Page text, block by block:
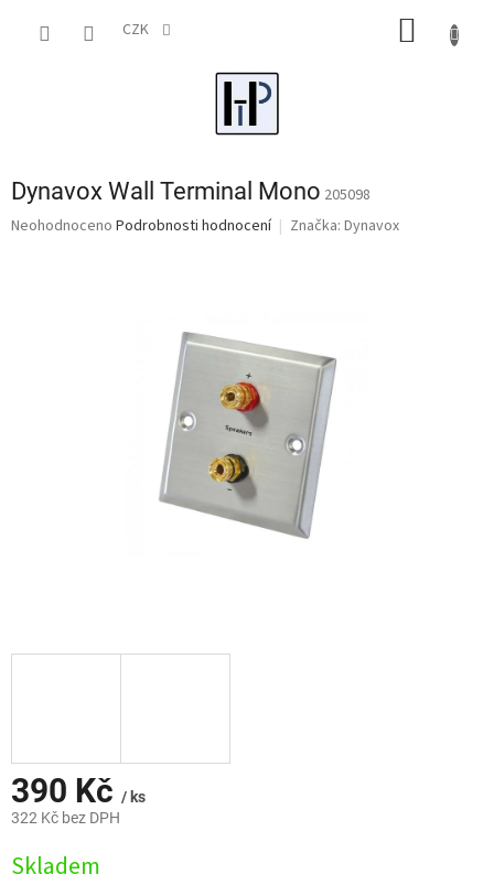
CZK
Dynavox Wall Terminal Mono 205098
Průměrné
Neohodnoceno Podrobnosti hodnocení Značka: Dynavox
390 Kč / ks
322 Kč bez DPH
cena:
Skladem